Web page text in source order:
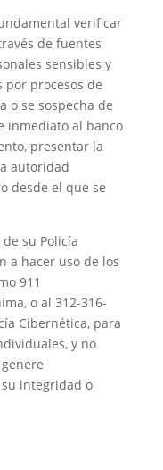
verificar
de fuentes
sensibles y
por procesos de
o se sospecha de
inmediato al banco
presentar la
autoridad
desde el que se
su Policía
a hacer uso de los
911
o al 312-316-
Cibernética, para
y no
integridad o